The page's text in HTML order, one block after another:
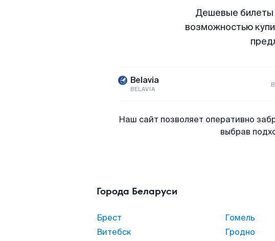
Дешевые билеты
возможностью
Belavia
BELAVIA
Наш сайт позволяет оперативно
выбрав
Города Беларуси
Брест
Витебск
Гомель
Гродно